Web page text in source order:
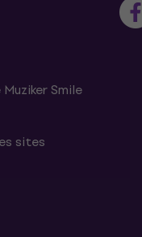
Smile
sites